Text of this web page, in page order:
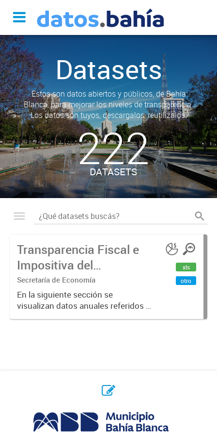
Datasets
Estos son datos abiertos y públicos, de Bahía
Blanca, para mejorar los niveles de transparencia.
Los datos son tuyos, descargalos, reutilizalos.
222
DATASETS
Transparencia Fiscal e
Impositiva del
Municipio. Año 2023
Secretaría de Economía
En la siguiente sección se
visualizan datos anuales referidos a
la transparencia fiscal e impositiva
xls
otro